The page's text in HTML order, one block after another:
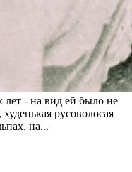
лет - на вид ей было не
русоволосая
на...